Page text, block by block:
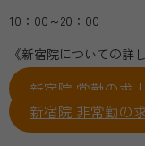
10：00～20：00
《新宿院についての詳
新宿院 常勤の求
新宿院 非常勤の